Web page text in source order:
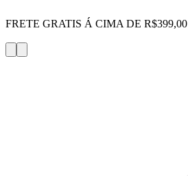
FRETE GRATIS Á CIMA DE R$399,00